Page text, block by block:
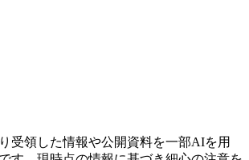
受領した情報や公開資料を一部AIを用